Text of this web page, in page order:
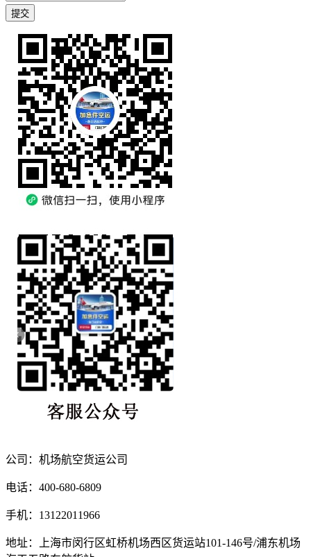
提交
公司：机场航空货运公司
电话：400-680-6809
手机：13122011966
地址：上海市闵行区虹桥机场西区货运站101-146号/浦东机场